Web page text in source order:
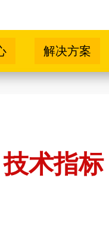
解决方案
技术指标